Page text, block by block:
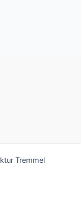
Tremmel